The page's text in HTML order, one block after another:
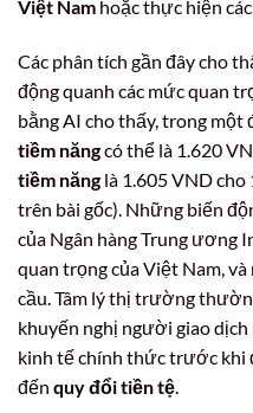
Việt Nam hoặc thực hiện
Các phân tích gần đây cho
động quanh các mức quan
bằng AI cho thấy, trong một
tiềm năngcó thể là 1.620
tiềm nănglà 1.605 VND cho
trên bài gốc). Những biến
của Ngân hàng Trung ương
quan trọng của Việt Nam,
cầu. Tâm lý thị trường
khuyến nghị người giao
kinh tế chính thức trước khi
đến quy đổi tiền tệ